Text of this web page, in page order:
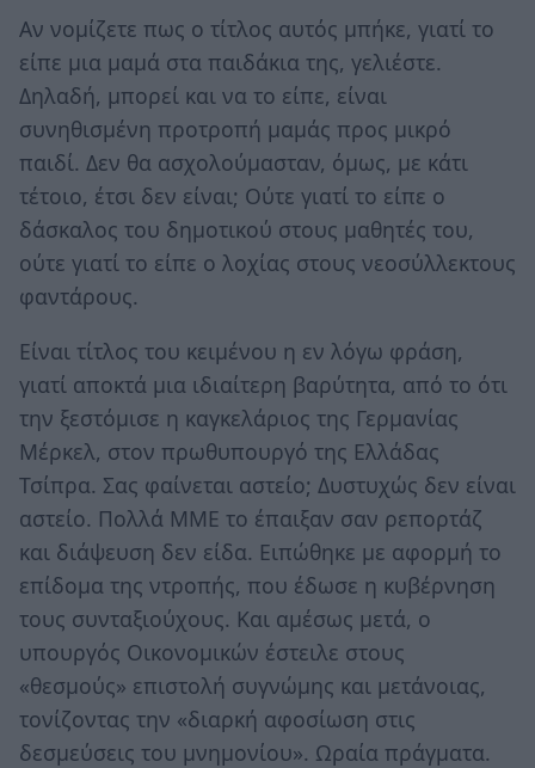
Αν νομίζετε πως ο τίτλος αυτός μπήκε, γιατί το
είπε μια μαμά στα παιδάκια της, γελιέστε.
Δηλαδή, μπορεί και να το είπε, είναι
συνηθισμένη προτροπή μαμάς προς μικρό
παιδί. Δεν θα ασχολούμασταν, όμως, με κάτι
τέτοιο, έτσι δεν είναι; Ούτε γιατί το είπε ο
δάσκαλος του δημοτικού στους μαθητές του,
ούτε γιατί το είπε ο λοχίας στους νεοσύλλεκτους
φαντάρους.
Είναι τίτλος του κειμένου η εν λόγω φράση,
γιατί αποκτά μια ιδιαίτερη βαρύτητα, από το ότι
την ξεστόμισε η καγκελάριος της Γερμανίας
Μέρκελ, στον πρωθυπουργό της Ελλάδας
Τσίπρα. Σας φαίνεται αστείο; Δυστυχώς δεν είναι
αστείο. Πολλά ΜΜΕ το έπαιξαν σαν ρεπορτάζ
και διάψευση δεν είδα. Ειπώθηκε με αφορμή το
επίδομα της ντροπής, που έδωσε η κυβέρνηση
τους συνταξιούχους. Και αμέσως μετά, ο
υπουργός Οικονομικών έστειλε στους
«θεσμούς» επιστολή συγνώμης και μετάνοιας,
τονίζοντας την «διαρκή αφοσίωση στις
δεσμεύσεις του μνημονίου». Ωραία πράγματα.